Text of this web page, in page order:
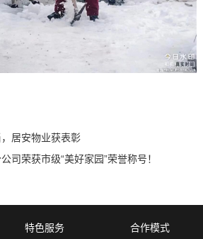
居安物业获表彰
司荣获市级“美好家园”荣誉称号！
特色服务 合作模式